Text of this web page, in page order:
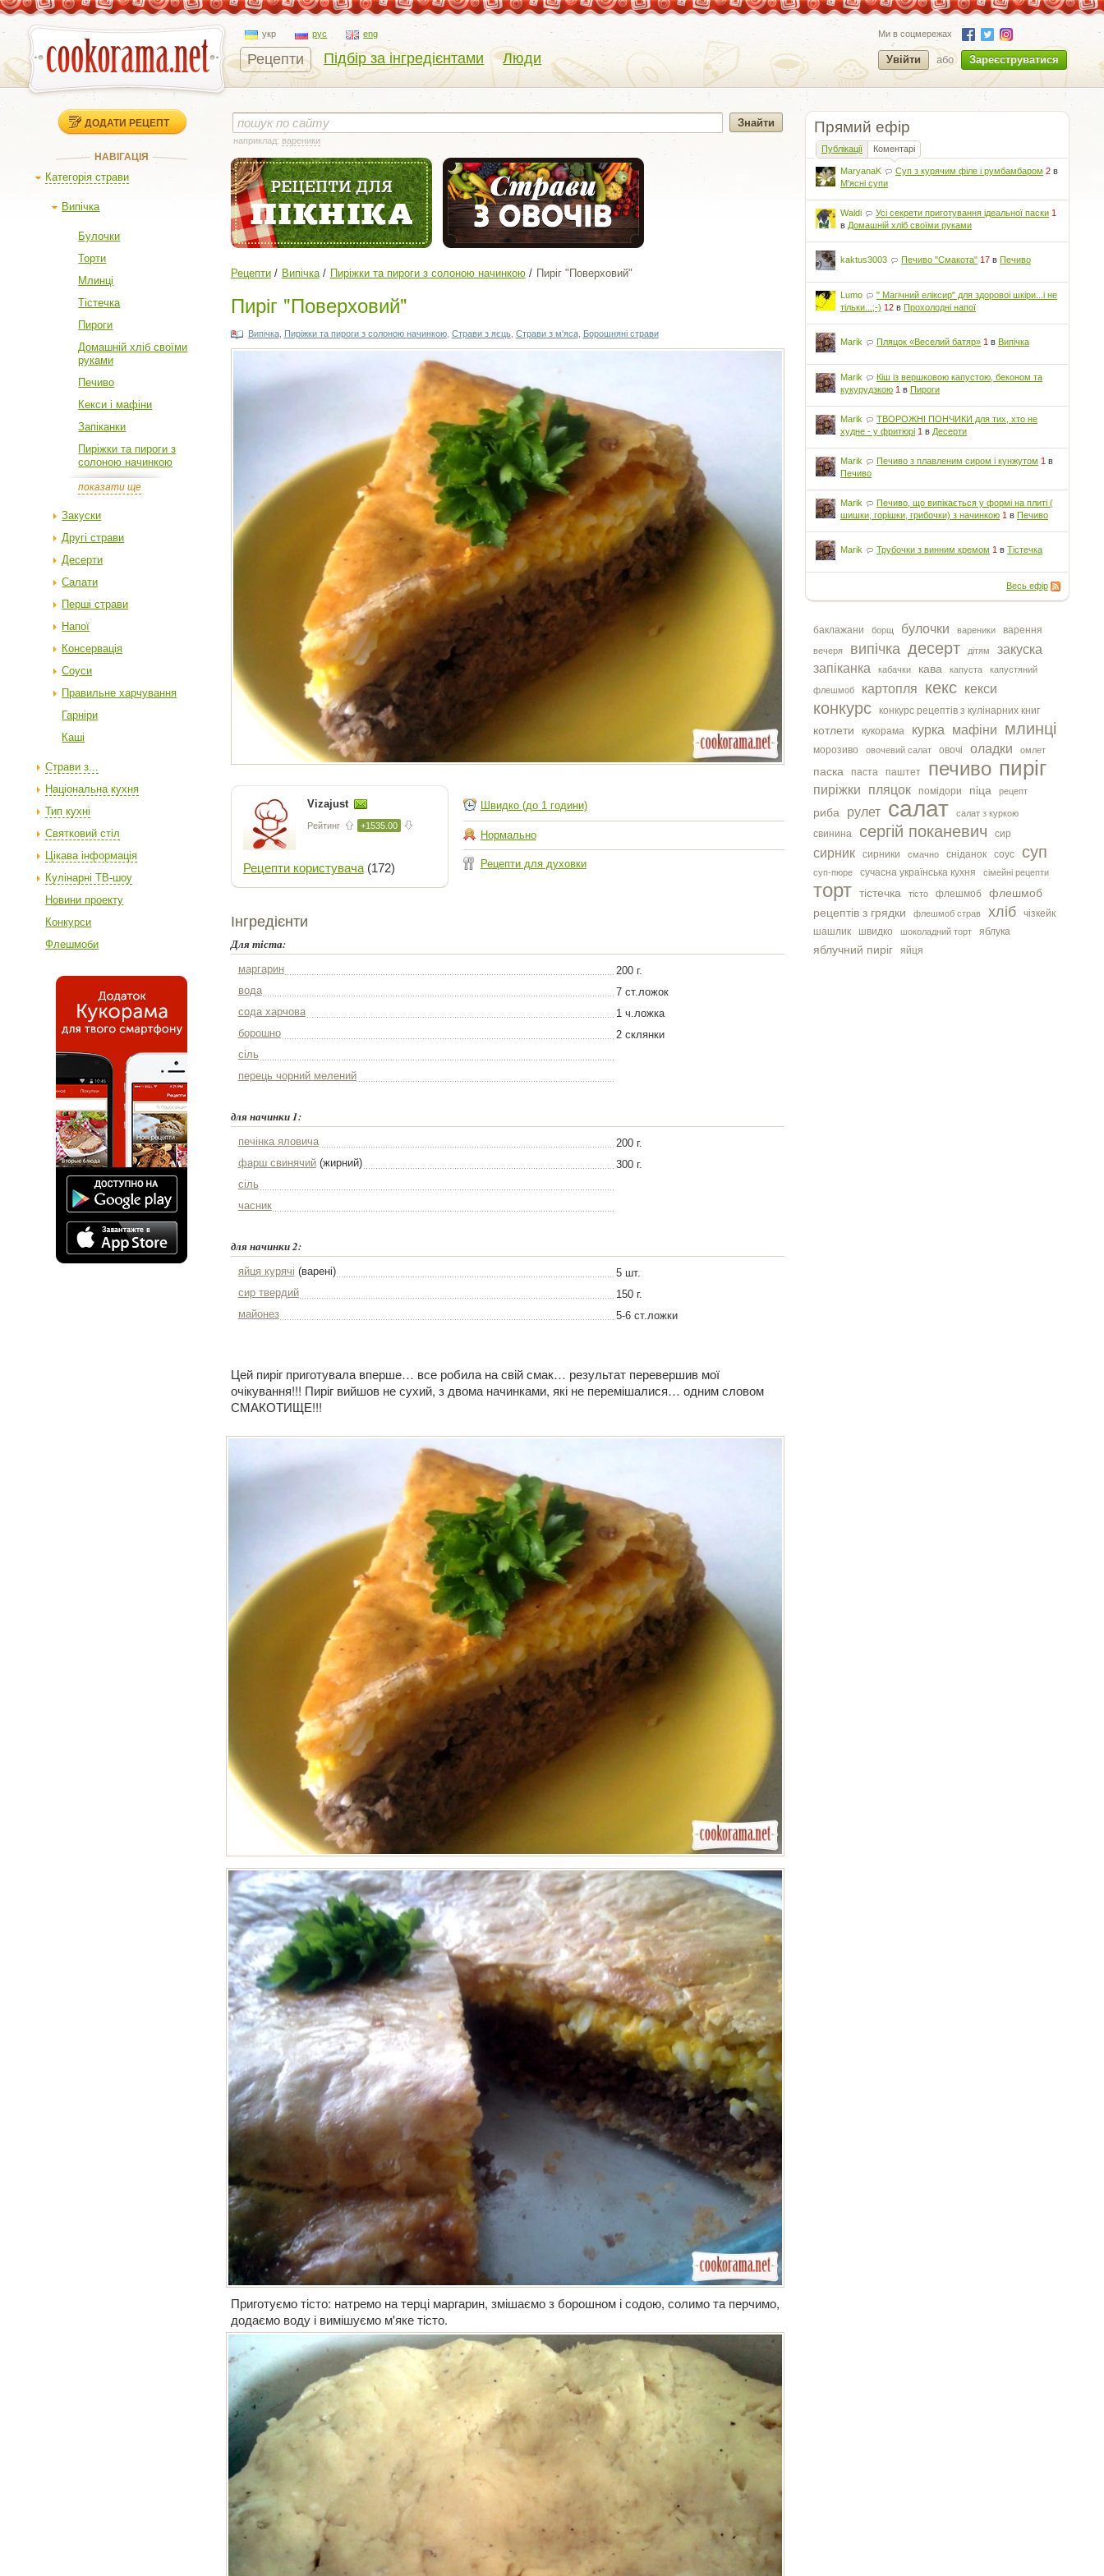
укр рус eng
Рецепти Підбір за інгредієнтами Люди
Ми в соцмережах
Увійти або Зареєструватися
ДОДАТИ РЕЦЕПТ
НАВІГАЦІЯ
Категорія страви
Випічка
Булочки
Торти
Млинці
Тістечка
Пироги
Домашній хліб своїми
руками
Печиво
Кекси і мафіни
Запіканки
Пиріжки та пироги з
солоною начинкою
показати ще
Закуски
Другі страви
Десерти
Салати
Перші страви
Напої
Консервація
Соуси
Правильне харчування
Гарніри
Каші
Страви з...
Національна кухня
Тип кухні
Святковий стіл
Цікава інформація
Кулінарні ТВ-шоу
Новини проекту
Конкурси
Флешмоби
Прямий ефір
Публікації Коментарі
MaryanaK Суп з курячим філе і румбамбаром 2 в
М'ясні супи
Waldi Усі секрети приготування ідеальної паски 1
в Домашній хліб своїми руками
kaktus3003 Печиво "Смакота" 17 вПечиво
Lumo
" Магічний еліксир" для здоровоі шкіри...і не
тільки...;-) 12 вПрохолодні напої
Marik Пляцок «Веселий батяр» 1 вВипічка
Marik
Кіш із вершковою капустою, беконом та
кукурудзкою 1 вПироги
Marik
ТВОРОЖНІ ПОНЧИКИ для тих, хто не
худне - у фритюрі 1 в Десерти
Marik Печиво з плавленим сиром і кунжутом 1 в
Печиво
Marik
Печиво, що випікається у формі на плиті (
шишки, горішки, грибочки) з начинкою 1 вПечиво
Marik Трубочки з винним кремом 1 вТістечка
Весь ефір
баклажани борщ булочки вареники варення
вечеря випічка десерт дітям
закуска
запіканка
кабачки кава капуста капустяний
флешмоб картопля кекс кекси
конкурс конкурс рецептів з кулінарних книг
котлети кукорама курка мафіни млинці
морозиво овочевий салат овочі оладки омлет
паска паста паштет печиво пиріг
пиріжки пляцок помідори піца рецепт
риба рулет салат салат з куркою
свинина сергiй поканевич сир
сирник сирники смачно сніданок соус суп
суп-пюре сучасна українська кухня сімейні рецепти
торт тістечка тісто флешмоб
флешмоб
рецептів з грядки
флешмоб страв хліб
чізкейк
шашлик
швидко шоколадний торт яблука
яблучний пиріг яйця
наприклад: вареники
Рецепти Випічка Пиріжки та пироги з солоною начинкою Пиріг "Поверховий"
Пиріг "Поверховий"
Випічка, Пиріжки та пироги з солоною начинкою, Cтрави з яєць, Страви з м'яса, Борошняні страви
Vizajust
Рейтинг +1535.00
Рецепти користувача(172)
Швидко (до 1 години)
Нормально
Рецепти для духовки
Інгредієнти
Для тіста:
маргарин
200 г.
вода
7 ст.ложок
сода харчова
1 ч.ложка
борошно
2 склянки
сіль
перець чорний мелений
для начинки 1:
печінка яловича
200 г.
фарш свинячий(жирний)
300 г.
сіль
часник
для начинки 2:
яйця курячі (варені)
5 шт.
сир твердий
150 г.
майонез
5-6 ст.ложки
Цей пиріг приготувала вперше… все робила на свій смак… результат перевершив мої
очікування!!! Пиріг вийшов не сухий, з двома начинками, які не перемішалися… одним словом
СМАКОТИЩЕ!!!
Приготуємо тісто: натремо на терці маргарин, змішаємо з борошном і содою, солимо та перчимо,
додаємо воду і вимішуємо м'яке тісто.